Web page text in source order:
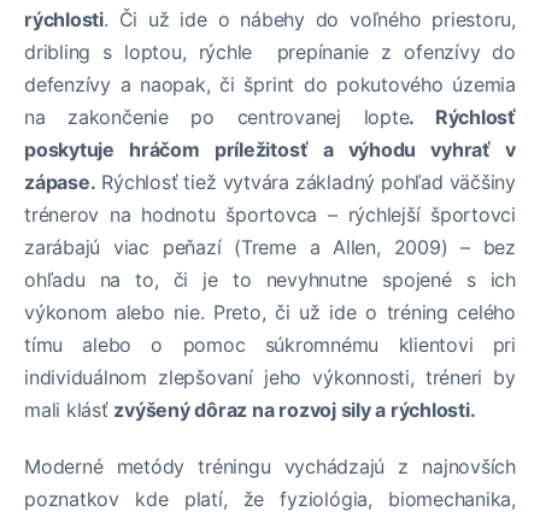
rýchlosti. Či už ide o nábehy do voľného priestoru,
dribling s loptou, rýchle prepínanie z ofenzívy do
defenzívy a naopak, či šprint do pokutového územia
na zakončenie po centrovanej lopte. Rýchlosť
poskytuje hráčom príležitosť a výhodu vyhrať v
zápase. Rýchlosť tiež vytvára základný pohľad väčšiny
trénerov na hodnotu športovca – rýchlejší športovci
zarábajú viac peňazí (Treme a Allen, 2009) – bez
ohľadu na to, či je to nevyhnutne spojené s ich
výkonom alebo nie. Preto, či už ide o tréning celého
tímu alebo o pomoc súkromnému klientovi pri
individuálnom zlepšovaní jeho výkonnosti, tréneri by
mali klásť zvýšený dôraz na rozvoj sily a rýchlosti.
Moderné metódy tréningu vychádzajú z najnovších
poznatkov kde platí, že fyziológia, biomechanika,